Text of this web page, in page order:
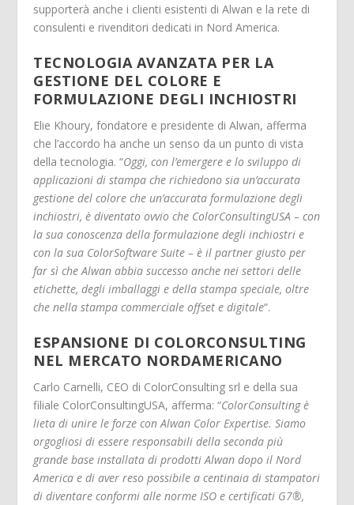
supporterà anche i clienti esistenti di Alwan e la rete di
consulenti e rivenditori dedicati in Nord America.
TECNOLOGIA AVANZATA PER LA
GESTIONE DEL COLORE E
FORMULAZIONE DEGLI INCHIOSTRI
Elie Khoury, fondatore e presidente di Alwan, afferma
che l’accordo ha anche un senso da un punto di vista
della tecnologia. “Oggi, con l’emergere e lo sviluppo di
applicazioni di stampa che richiedono sia un’accurata
gestione del colore che un’accurata formulazione degli
inchiostri, è diventato ovvio che ColorConsultingUSA – con
la sua conoscenza della formulazione degli inchiostri e
con la sua ColorSoftware Suite – è il partner giusto per
far sì che Alwan abbia successo anche nei settori delle
etichette, degli imballaggi e della stampa speciale, oltre
che nella stampa commerciale offset e digitale“.
ESPANSIONE DI COLORCONSULTING
NEL MERCATO NORDAMERICANO
Carlo Carnelli, CEO di ColorConsulting srl e della sua
filiale ColorConsultingUSA, afferma: “ColorConsulting è
lieta di unire le forze con Alwan Color Expertise. Siamo
orgogliosi di essere responsabili della seconda più
grande base installata di prodotti Alwan dopo il Nord
America e di aver reso possibile a centinaia di stampatori
di diventare conformi alle norme ISO e certificati G7®,